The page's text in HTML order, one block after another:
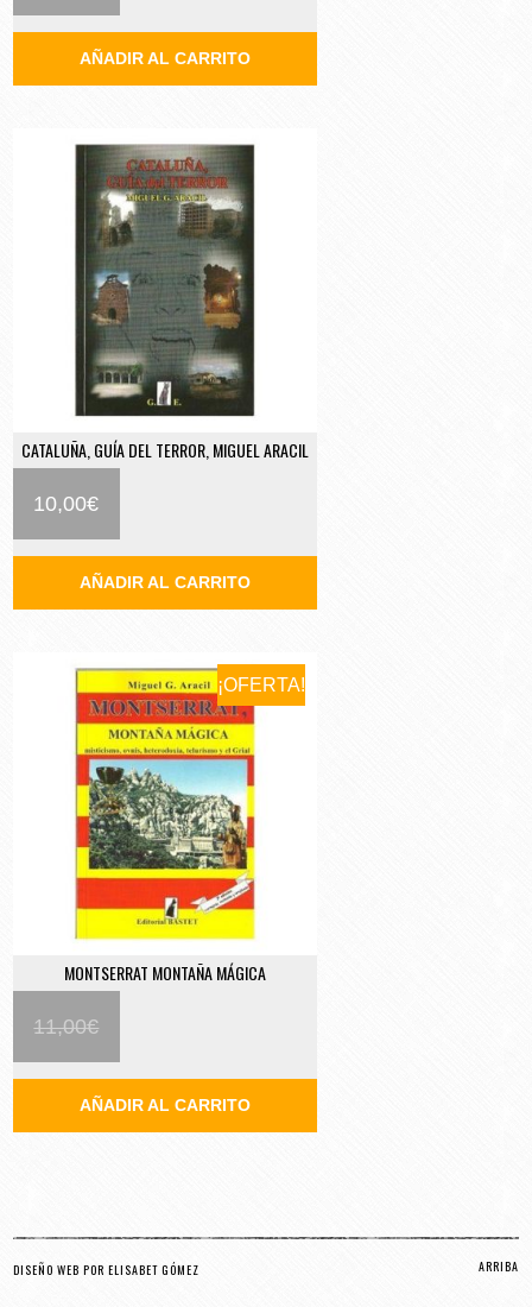
AÑADIR AL CARRITO
CATALUÑA, GUÍA DEL TERROR, MIGUEL ARACIL
10,00€
AÑADIR AL CARRITO
¡OFERTA!
MONTSERRAT MONTAÑA MÁGICA
11,00€
10,00€
AÑADIR AL CARRITO
DISEÑO WEB POR ELISABET GÓMEZ ARRIBA